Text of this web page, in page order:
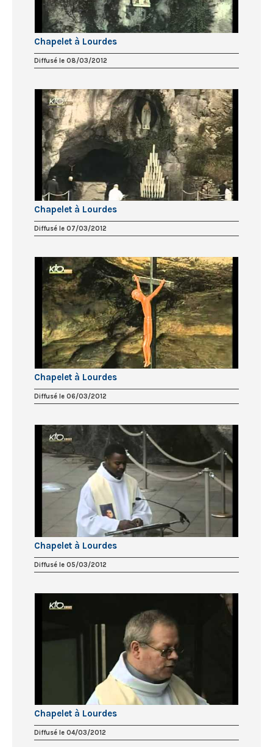
Chapelet à Lourdes
Diffusé le 08/03/2012
Chapelet à Lourdes
Diffusé le 07/03/2012
Chapelet à Lourdes
Diffusé le 06/03/2012
Chapelet à Lourdes
Diffusé le 05/03/2012
Chapelet à Lourdes
Diffusé le 04/03/2012